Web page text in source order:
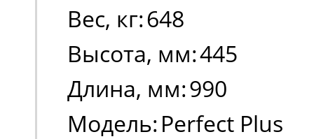
Вес, кг:648
Высота, мм:445
Длина, мм:990
Модель: Perfect Plus